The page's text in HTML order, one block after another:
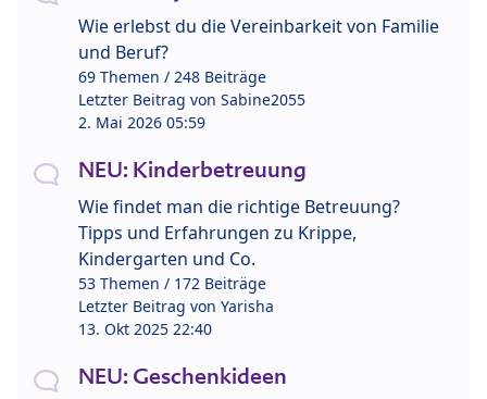
Wie erlebst du die Vereinbarkeit von Familie
und Beruf?
69 Themen / 248 Beiträge
Letzter Beitrag von Sabine2055
2. Mai 2026 05:59
NEU: Kinderbetreuung
Wie findet man die richtige Betreuung?
Tipps und Erfahrungen zu Krippe,
Kindergarten und Co.
53 Themen / 172 Beiträge
Letzter Beitrag von Yarisha
13. Okt 2025 22:40
NEU: Geschenkideen